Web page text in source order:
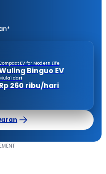
EV for Modern Life
Binguo EV
Mulai dari
Rp 260 ribu/hari